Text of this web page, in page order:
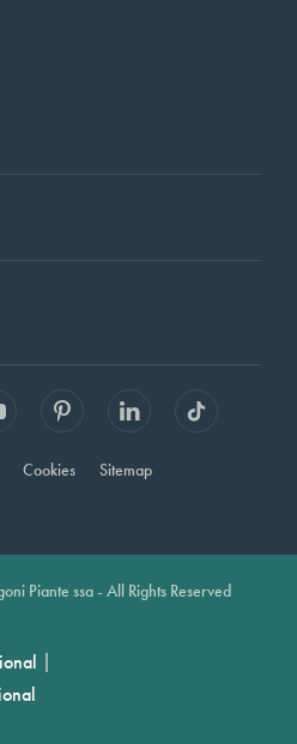
Cookies Sitemap
Piante ssa - All Rights Reserved
|